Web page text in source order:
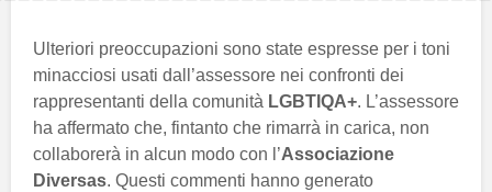
Ulteriori preoccupazioni sono state espresse per i toni
minacciosi usati dall’assessore nei confronti dei
rappresentanti della comunità LGBTIQA+. L’assessore
ha affermato che, fintanto che rimarrà in carica, non
collaborerà in alcun modo con l’Associazione
Diversas. Questi commenti hanno generato